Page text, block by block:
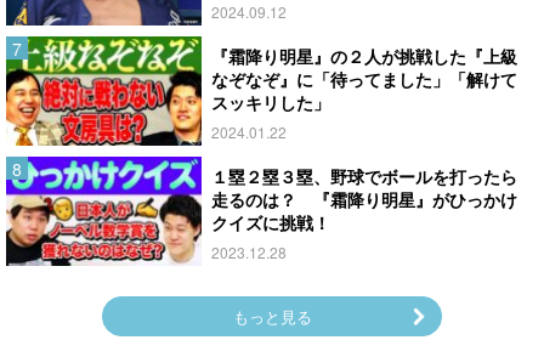
2024.09.12
『霜降り明星』の２人が挑戦した『上級
なぞなぞ』に「待ってました」「解けて
スッキリした」
2024.01.22
１塁２塁３塁、野球でボールを打ったら
走るのは？ 『霜降り明星』がひっかけ
クイズに挑戦！
2023.12.28
もっと見る